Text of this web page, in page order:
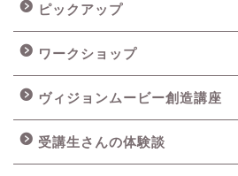
ピックアップ
ワークショップ
ヴィジョンムービー創造講座
受講生さんの体験談